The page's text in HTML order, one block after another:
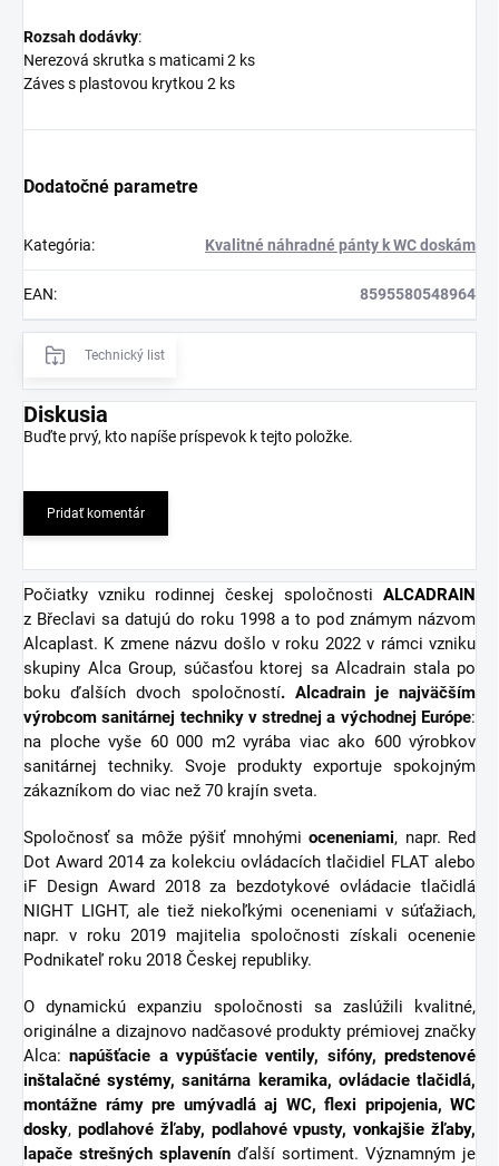
Rozsahdodávky:
Nerezová skrutka s maticami 2 ks
Záves s plastovou krytkou 2 ks
Dodatočné parametre
Kategória: Kvalitné náhradné pánty k WC doskám
EAN: 8595580548964
Technický list
Diskusia
Buďte prvý, kto napíše príspevok k tejto položke.
Pridať komentár
Počiatky vzniku rodinnej českej spoločnosti ALCADRAIN
z Břeclavi sa datujú do roku 1998 a to pod známym názvom
Alcaplast. K zmene názvu došlo v roku 2022 v rámci vzniku
skupiny Alca Group, súčasťou ktorej sa Alcadrain stala po
boku ďalších dvoch spoločností. Alcadrain je najväčším
výrobcom sanitárnej techniky v strednej a východnej Európe:
na ploche vyše 60 000 m2 vyrába viac ako 600 výrobkov
sanitárnej techniky. Svoje produkty exportuje spokojným
zákazníkom do viac než 70 krajín sveta.
Spoločnosť sa môže pýšiť mnohýmioceneniami, napr. Red
Dot Award 2014 za kolekciu ovládacích tlačidiel FLAT alebo
iF Design Award 2018 za bezdotykové ovládacie tlačidlá
NIGHT LIGHT, ale tiež niekoľkými oceneniami v súťažiach,
napr. v roku 2019 majitelia spoločnosti získali ocenenie
Podnikateľ roku 2018 Českej republiky.
O dynamickú expanziu spoločnosti sa zaslúžili kvalitné,
originálne a dizajnovo nadčasové produkty prémiovej značky
Alca:napúšťacie a vypúšťacie ventily, sifóny,predstenové
inštalačné systémy, sanitárna keramika, ovládacie tlačidlá,
montážne rámy pre umývadlá aj WC, flexi pripojenia, WC
dosky, podlahové žľaby, podlahové vpusty,vonkajšie žľaby,
lapače strešných splavenín ďalší sortiment. Významným je